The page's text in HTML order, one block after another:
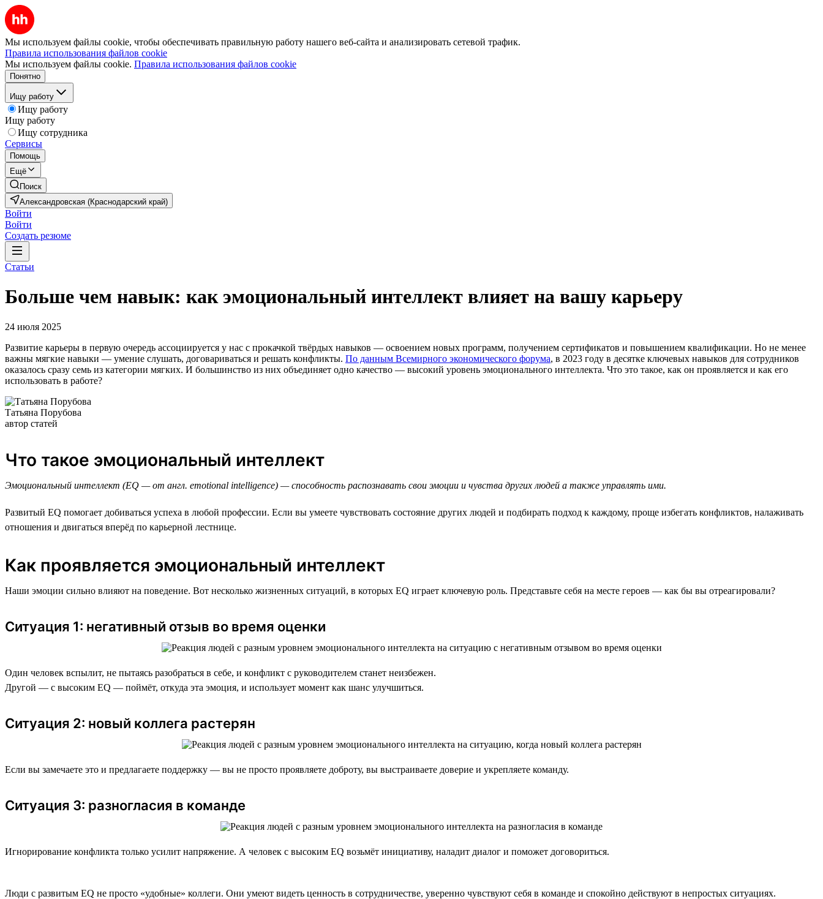
Мы используем файлы cookie, чтобы обеспечивать правильную работу нашего веб-сайта и анализировать сетевой трафик.
Правила использования файлов cookie
Мы используем файлы cookie. Правила использования файлов cookie
Понятно
Ищу работу
Ищу работу
Ищу работу
Ищу сотрудника
Сервисы
Помощь
Ещё
Поиск
Александровская (Краснодарский край)
Войти
Войти
Создать резюме
Статьи
Больше чем навык: как эмоциональный интеллект влияет на вашу карьеру
24 июля 2025
Развитие карьеры в первую очередь ассоциируется у нас с прокачкой твёрдых навыков — освоением новых программ, получением сертификатов и повышением квалификации. Но не менее
важны мягкие навыки — умение слушать, договариваться и решать конфликты. По данным Всемирного экономического форума, в 2023 году в десятке ключевых навыков для сотрудников
оказалось сразу семь из категории мягких. И большинство из них объединяет одно качество — высокий уровень эмоционального интеллекта. Что это такое, как он проявляется и как его
использовать в работе?
Татьяна Порубова
автор статей
Что такое эмоциональный интеллект
Эмоциональный интеллект (EQ — от англ. emotional intelligence) — способность распознавать свои эмоции и чувства других людей а также управлять ими.
Развитый EQ помогает добиваться успеха в любой профессии. Если вы умеете чувствовать состояние других людей и подбирать подход к каждому, проще избегать конфликтов, налаживать
отношения и двигаться вперёд по карьерной лестнице.
Как проявляется эмоциональный интеллект
Наши эмоции сильно влияют на поведение. Вот несколько жизненных ситуаций, в которых EQ играет ключевую роль. Представьте себя на месте героев — как бы вы отреагировали?
Ситуация 1: негативный отзыв во время оценки
Один человек вспылит, не пытаясь разобраться в себе, и конфликт с руководителем станет неизбежен.
Другой — с высоким EQ — поймёт, откуда эта эмоция, и использует момент как шанс улучшиться.
Ситуация 2: новый коллега растерян
Если вы замечаете это и предлагаете поддержку — вы не просто проявляете доброту, вы выстраиваете доверие и укрепляете команду.
Ситуация 3: разногласия в команде
Игнорирование конфликта только усилит напряжение. А человек с высоким EQ возьмёт инициативу, наладит диалог и поможет договориться.
Люди с развитым EQ не просто «удобные» коллеги. Они умеют видеть ценность в сотрудничестве, уверенно чувствуют себя в команде и спокойно действуют в непростых ситуациях.